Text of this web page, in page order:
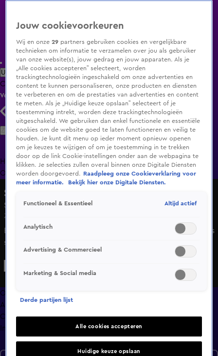
Uitzending Gemist Populaire programma's Zenders Genres
ClipsFilmsRadioSmart TV inlogShop
Volg KIJK
Zoeken
HomeUitzending Gemist Programma's De Bondgenoten
OranjezomerLivestreamsShop
Shownieuws
Seizoen 2026, aflevering 157
Za 6 juni, 22:53
Een bijzondere verrassing van Suzan & Freek! Shownieuws
spreekt met Katja Schuurman over een nieuwe rol. Maxime
Meiland zet haar huis in de etalage. We spreken de
Overzicht
Afleveringen
Clips
Info
Jouw cookievoorkeuren
Wij en onze29 partners gebruiken cookies en vergelijkbare
technieken om informatie te verzamelen over jou als gebruiker
van onze website(s), jouw gedrag en jouw apparaten. Als je
„Alle cookies accepteren” selecteert, worden
trackingtechnologieën ingeschakeld om onze advertenties en
content te kunnen personaliseren, onze producten en diensten
te verbeteren en om de prestaties van advertenties en content
te meten. Als je „Huidige keuze opslaan” selecteert of je
toestemming intrekt, worden deze trackingtechnologieën
uitgeschakeld. We gebruiken dan enkel functionele en essentiële
cookies om de website goed te laten functioneren en veilig te
houden. Je kunt dit menu op ieder moment opnieuw openen
om je keuzes te wijzigen of om je toestemming in te trekken
door op de link Cookie-instellingen onder aan de webpagina te
klikken. Je selecties zullen overal binnen onze Digitale Diensten
worden doorgevoerd.
Raadpleeg onze Cookieverklaring voor
meer informatie.
Bekijk hier onze Digitale Diensten.
Functioneel & Essentieel Altijd actief
Analytisch
Advertising & Commercieel
Marketing & Social media
Derde partijen lijst
Alle cookies accepteren
Huidige keuze opslaan